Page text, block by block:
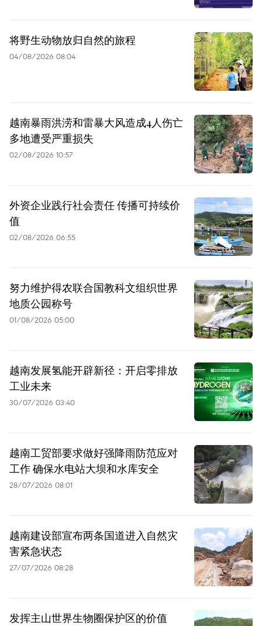
将野生动物放归自然的旅程
04/08/2026 08:04
越南暴雨洪涝和雷暴大风造成4人伤亡
多地遭受严重损失
02/08/2026 10:57
外资企业践行社会责任 传播可持续价
值
02/08/2026 06:55
努力维护得农联合国教科文组织世界
地质公园称号
01/08/2026 05:00
越南发展氢能开辟新径：开启零排放
工业未来
30/07/2026 03:40
越南工贸部要求做好强降雨防范应对
工作 确保水电站大坝和水库安全
28/07/2026 08:01
越南建设部宣布两条国道进入自然灾
害紧急状态
27/07/2026 08:28
发挥主山世界生物圈保护区的价值